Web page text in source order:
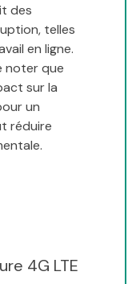
des
telles
en ligne.
noter que
sur la
un
réduire
4G LTE